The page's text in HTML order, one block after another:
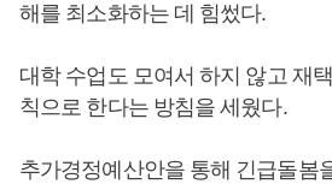
해를 최소화하는 데 힘썼다.
대학 수업도 모여서 하지 않고 재
칙으로 한다는 방침을 세웠다.
추가경정예산안을 통해 긴급돌봄